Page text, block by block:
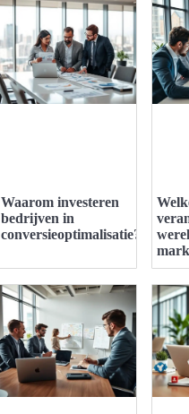
Waarom investeren
bedrijven in
conversieoptimalisatie?